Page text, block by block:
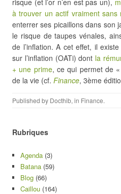
risque (et l’or n’en est pas un),
à trouver un actif vraiment sans
enterrer ses picaillons dans son
le risque de taupes vénales,
de l’inflation. A cet effet, il
sur l’inflation (OATi) dont la
+ une prime, ce qui permet de
de la vie (cf. Finance, 3ème
Published by Docthib, in Finance.
Rubriques
Agenda (3)
Batana (59)
Blog (66)
Caillou (164)